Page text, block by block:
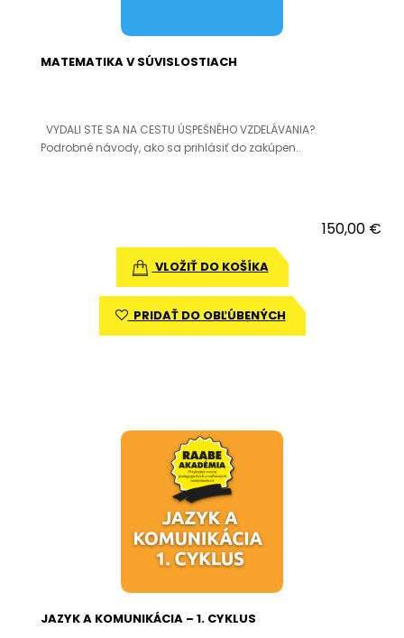
MATEMATIKA V SÚVISLOSTIACH
VYDALI STE SA NA CESTU ÚSPEŠNÉHO VZDELÁVANIA?
Podrobné návody, ako sa prihlásiť do zakúpen..
150,00 €
VLOŽIŤ DO KOŠÍKA
PRIDAŤ DO OBĽÚBENÝCH
JAZYK A KOMUNIKÁCIA – 1. CYKLUS